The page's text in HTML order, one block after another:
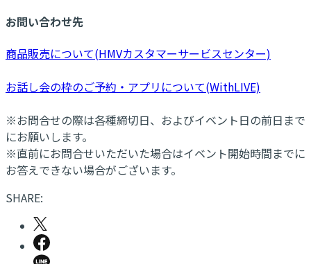
お問い合わせ先
商品販売について(HMVカスタマーサービスセンター)
お話し会の枠のご予約・アプリについて(WithLIVE)
※お問合せの際は各種締切日、およびイベント日の前日まで
にお願いします。
※直前にお問合せいただいた場合はイベント開始時間までに
お答えできない場合がございます。
SHARE: